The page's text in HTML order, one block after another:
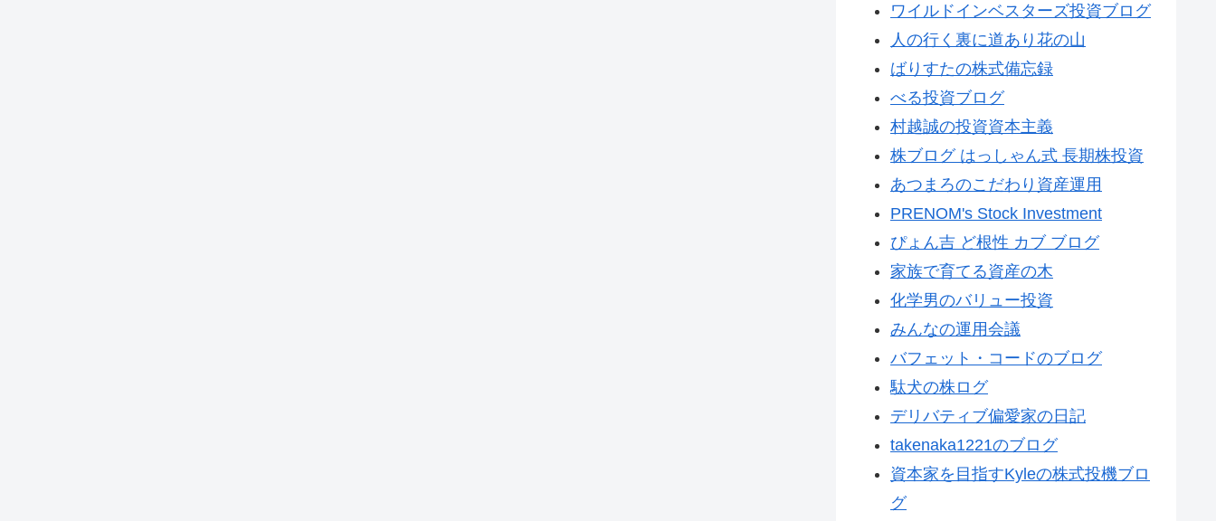
ワイルドインベスターズ投資ブログ
人の行く裏に道あり花の山
ばりすたの株式備忘録
べる投資ブログ
村越誠の投資資本主義
株ブログ はっしゃん式 長期株投資
あつまろのこだわり資産運用
PRENOM's Stock Investment
ぴょん吉 ど根性 カブ ブログ
家族で育てる資産の木
化学男のバリュー投資
みんなの運用会議
バフェット・コードのブログ
駄犬の株ログ
デリバティブ偏愛家の日記
takenaka1221のブログ
資本家を目指すKyleの株式投機ブロ
グ